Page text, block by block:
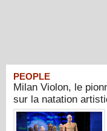
PEOPLE
Milan Violon, le
sur la natation